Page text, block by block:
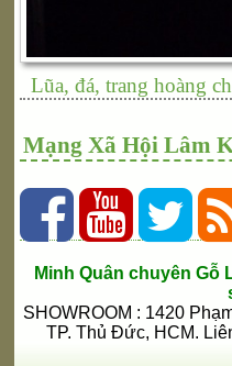
Lũa, đá, trang hoàng
Mạng Xã Hội Lâm
Minh Quân chuyên Gỗ
SHOWROOM : 1420
TP. Thủ Đức, HCM.